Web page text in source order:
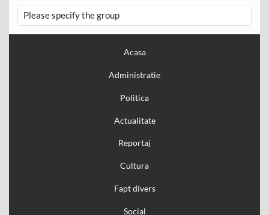
Please specify the group
Acasa
Administratie
Politica
Actualitate
Reportaj
Cultura
Fapt divers
Social